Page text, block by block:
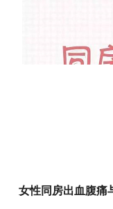
女性同房出血腹痛